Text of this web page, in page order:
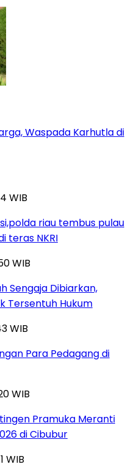
Waspada Karhutla di
WIB
riau tembus pulau
teras NKRI
WIB
Sengaja Dibiarkan,
Tersentuh Hukum
WIB
Para Pedagang di
WIB
Pramuka Meranti
di Cibubur
WIB